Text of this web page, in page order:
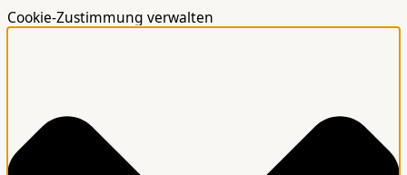
Cookie-Zustimmung verwalten